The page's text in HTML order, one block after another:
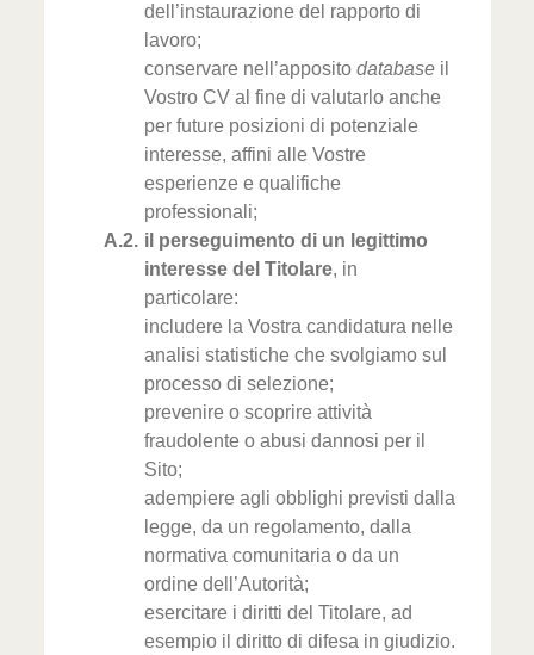
dell’instaurazione del rapporto di
lavoro;
conservare nell’apposito database il
Vostro CV al fine di valutarlo anche
per future posizioni di potenziale
interesse, affini alle Vostre
esperienze e qualifiche
professionali;
il perseguimento di un legittimo
interesse del Titolare, in
particolare:
includere la Vostra candidatura nelle
analisi statistiche che svolgiamo sul
processo di selezione;
prevenire o scoprire attività
fraudolente o abusi dannosi per il
Sito;
adempiere agli obblighi previsti dalla
legge, da un regolamento, dalla
normativa comunitaria o da un
ordine dell’Autorità;
esercitare i diritti del Titolare, ad
esempio il diritto di difesa in giudizio.